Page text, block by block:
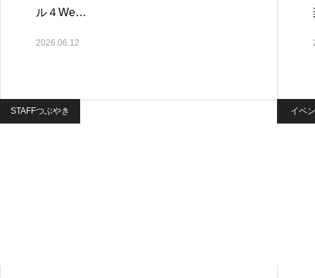
ル４We…
2026.06.12
STAFFつぶやき イベ